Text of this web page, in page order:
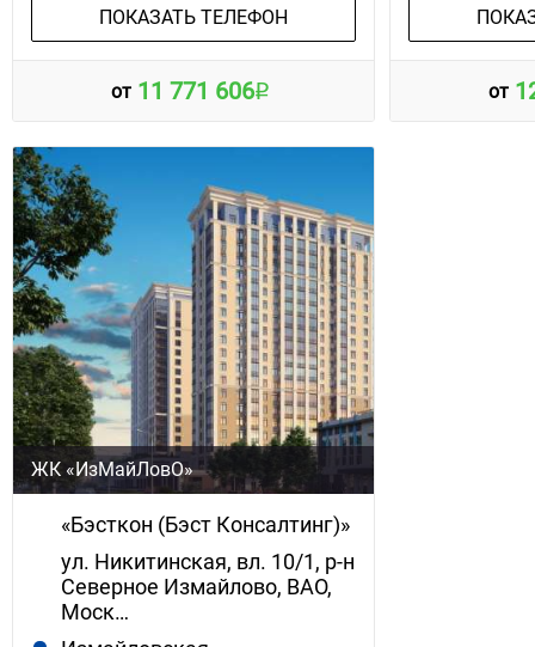
ПОКАЗАТЬ ТЕЛЕФОН
от 11 771 606 от
ЖК «ИзМайЛовО»
«Бэсткон (Бэст Консалтинг)»
ул. Никитинская, вл. 10/1, р-н
Северное Измайлово, ВАО,
Моск…